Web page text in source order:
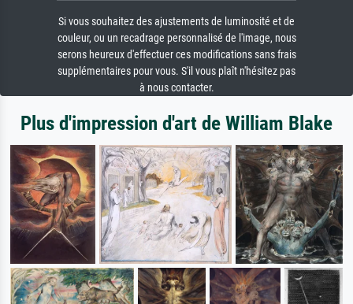
Si vous souhaitez des ajustements de luminosité et de
couleur, ou un recadrage personnalisé de l'image, nous
serons heureux d'effectuer ces modifications sans frais
supplémentaires pour vous. S'il vous plaît n'hésitez pas
à nous contacter.
Plus d'impression d'art de William Blake